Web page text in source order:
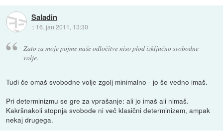
Saladin
:: 16. jan 2011, 13:30
Zato za moje pojme naše odločitve niso plod izključno svobodne
volje.
Tudi če omaš svobodne volje zgolj minimalno - jo še vedno imaš.
Pri determinizmu se gre za vprašanje: ali jo imaš ali nimaš.
Kakršnakoli stopnja svobode ni več klasični determinizem, ampak
nekaj drugega.